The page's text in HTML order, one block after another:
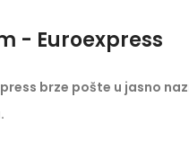
- Euroexpress
brze pošte u jasno